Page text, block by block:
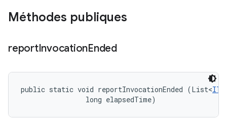
Méthodes publiques
reportInvocationEnded
public static void reportInvocationEnded (List<
                long elapsedTime)